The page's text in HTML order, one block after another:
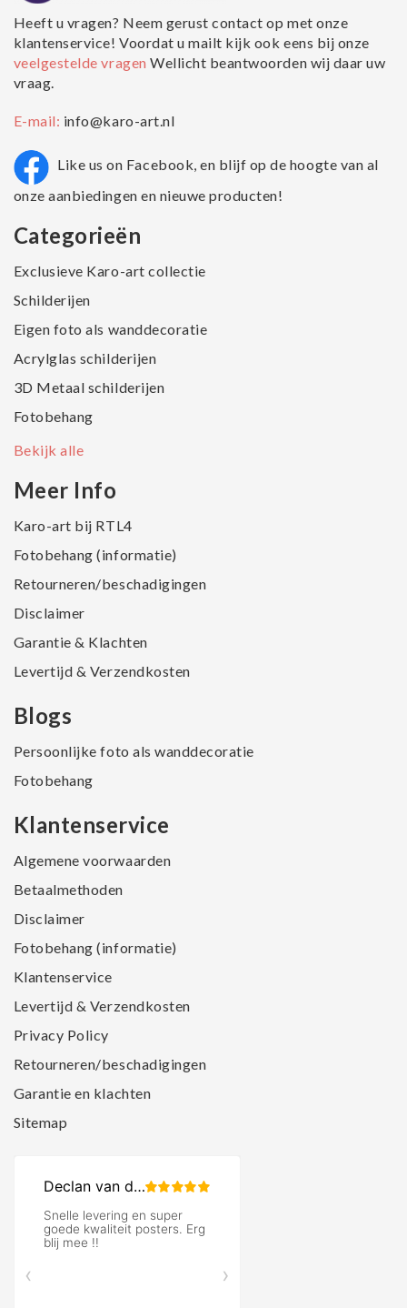
Heeft u vragen? Neem gerust contact op met onze
klantenservice! Voordat u mailt kijk ook eens bij onze
veelgestelde vragenWellicht beantwoorden wij daar uw
vraag.
E-mail: info@karo-art.nl
Like us on Facebook, en blijf op de hoogte van al
onze aanbiedingen en nieuwe producten!
Categorieën
Exclusieve Karo-art collectie
Schilderijen
Eigen foto als wanddecoratie
Acrylglas schilderijen
3D Metaal schilderijen
Fotobehang
Bekijk alle
Meer Info
Karo-art bij RTL4
Fotobehang (informatie)
Retourneren/beschadigingen
Disclaimer
Garantie & Klachten
Levertijd & Verzendkosten
Blogs
Persoonlijke foto als wanddecoratie
Fotobehang
Klantenservice
Algemene voorwaarden
Betaalmethoden
Disclaimer
Fotobehang (informatie)
Klantenservice
Levertijd & Verzendkosten
Privacy Policy
Retourneren/beschadigingen
Garantie en klachten
Sitemap